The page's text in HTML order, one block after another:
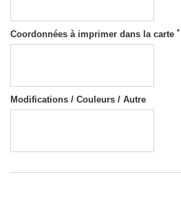
Coordonnées à imprimer dans la carte *
Modifications / Couleurs / Autre